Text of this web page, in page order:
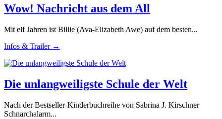
Wow! Nachricht aus dem All
Mit elf Jahren ist Billie (Ava-Elizabeth Awe) auf dem besten...
Infos & Trailer →
Die unlangweiligste Schule der Welt
Nach der Bestseller-Kinderbuchreihe von Sabrina J. Kirschner
Schnarchalarm...